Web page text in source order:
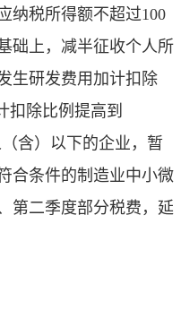
纳税所得额不超过100
础上，减半征收个人所
生研发费用加计扣除
扣除比例提高到
含）以下的企业，暂
合条件的制造业中小微
第二季度部分税费，延